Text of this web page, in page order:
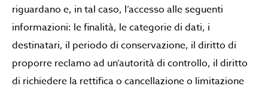
riguardano e, in tal caso, l’accesso alle seguenti
informazioni: le finalità, le categorie di dati, i
destinatari, il periodo di conservazione, il diritto di
proporre reclamo ad un’autorità di controllo, il diritto
di richiedere la rettifica o cancellazione o limitazione